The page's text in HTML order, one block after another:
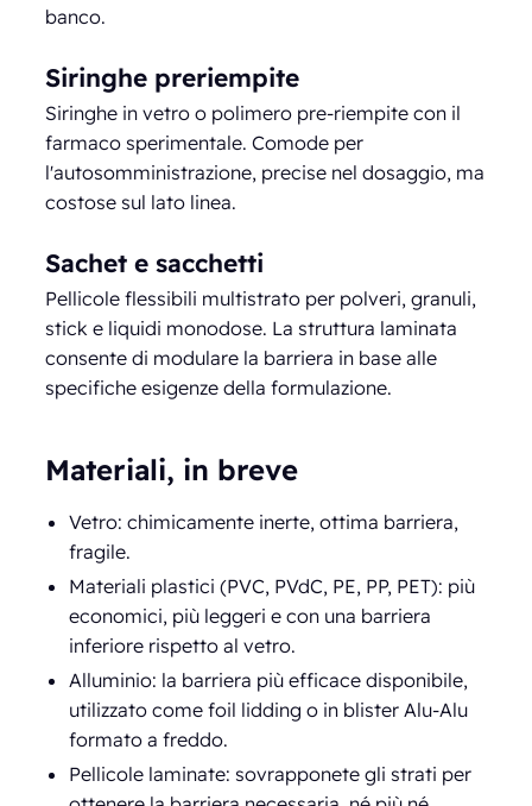
banco.
Siringhe preriempite
Siringhe in vetro o polimero pre-riempite con il
farmaco sperimentale. Comode per
l'autosomministrazione, precise nel dosaggio, ma
costose sul lato linea.
Sachet e sacchetti
Pellicole flessibili multistrato per polveri, granuli,
stick e liquidi monodose. La struttura laminata
consente di modulare la barriera in base alle
specifiche esigenze della formulazione.
Materiali, in breve
Vetro: chimicamente inerte, ottima barriera,
fragile.
Materiali plastici (PVC, PVdC, PE, PP, PET): più
economici, più leggeri e con una barriera
inferiore rispetto al vetro.
Alluminio: la barriera più efficace disponibile,
utilizzato come foil lidding o in blister Alu-Alu
formato a freddo.
Pellicole laminate: sovrapponete gli strati per